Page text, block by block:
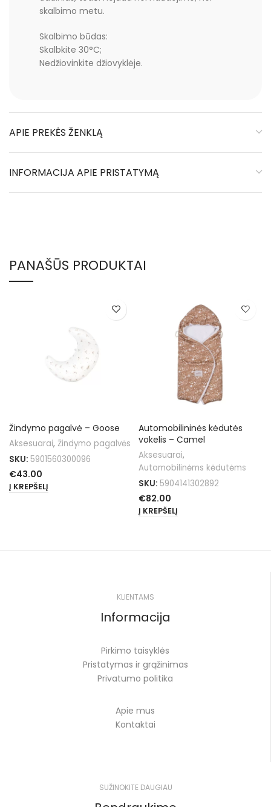
skalbimo metu.
Skalbimo būdas:
Skalbkite 30°C;
Nedžiovinkite džiovyklėje.
APIE PREKĖS ŽENKLĄ
INFORMACIJA APIE PRISTATYMĄ
PANAŠŪS PRODUKTAI
Žindymo pagalvė – Goose
Aksesuarai, Žindymo pagalvės
SKU: 5901560300096
€43.00
Į KREPŠELĮ
Automobilininės kėdutės
vokelis – Camel
Aksesuarai,
Automobilinėms kėdutėms
SKU: 5904141302892
€82.00
Į KREPŠELĮ
KLIENTAMS
Informacija
Pirkimo taisyklės
Pristatymas ir grąžinimas
Privatumo politika
Apie mus
Kontaktai
SUŽINOKITE DAUGIAU